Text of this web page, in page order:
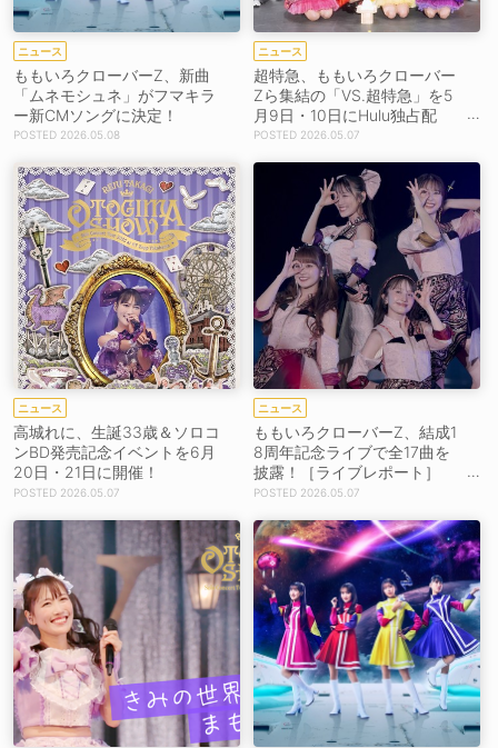
ニュース
ももいろクローバーZ、新曲
「ムネモシュネ」がフマキラ
ー新CMソングに決定！
2026.05.08
ニュース
超特急、ももいろクローバー
Zら集結の「VS.超特急」を5
月9日・10日にHulu独占配
信！
2026.05.07
ニュース
高城れに、生誕33歳＆ソロコ
ンBD発売記念イベントを6月
20日・21日に開催！
2026.05.07
ニュース
ももいろクローバーZ、結成1
8周年記念ライブで全17曲を
披露！［ライブレポート］
【コメントあり】
2026.05.07